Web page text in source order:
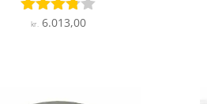
Vurderet
kr. 6.013,00